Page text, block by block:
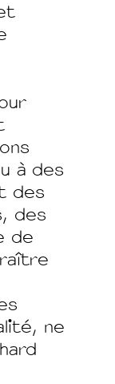
à des
des
des
de
ne